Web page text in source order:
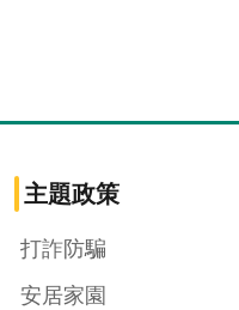
主題政策
打詐防騙
安居家園